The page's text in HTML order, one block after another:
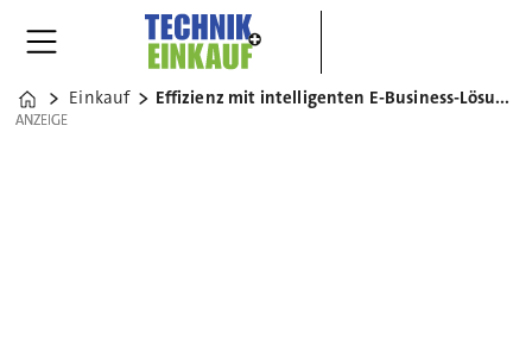
Home
Einkauf Effizienz mit intelligenten E-Business-Lösungen
ANZEIGE
ANZEIGE